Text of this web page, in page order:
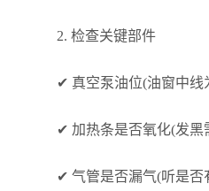
2. 检查关键部件
✔ 真空泵油位(油窗中线为
✔ 加热条是否氧化(发黑需
✔ 气管是否漏气(听是否有